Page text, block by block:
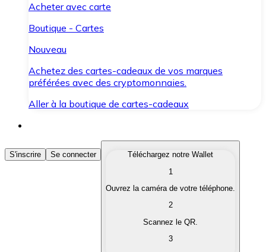
Acheter avec carte
Boutique - Cartes
Nouveau
Achetez des cartes-cadeaux de vos marques
préférées avec des cryptomonnaies.
Aller à la boutique de cartes-cadeaux
Acheter des Cryptomonnaies
Achetez les cryptomonnaies qui vous intéressent
Convertissez vos cryptomonnaies en monnaie
S'inscrire Se connecter
Téléchargez notre Wallet
1
Ouvrez la caméra de votre téléphone.
2
Scannez le QR.
3